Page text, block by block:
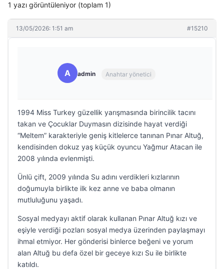
1 yazı görüntüleniyor (toplam 1)
13/05/2026: 1:51 am #15210
A admin Anahtar yönetici
1994 Miss Turkey güzellik yarışmasında birincilik tacını
takan ve Çocuklar Duymasın dizisinde hayat verdiği
“Meltem” karakteriyle geniş kitlelerce tanınan Pınar Altuğ,
kendisinden dokuz yaş küçük oyuncu Yağmur Atacan ile
2008 yılında evlenmişti.
Ünlü çift, 2009 yılında Su adını verdikleri kızlarının
doğumuyla birlikte ilk kez anne ve baba olmanın
mutluluğunu yaşadı.
Sosyal medyayı aktif olarak kullanan Pınar Altuğ kızı ve
eşiyle verdiği pozları sosyal medya üzerinden paylaşmayı
ihmal etmiyor. Her gönderisi binlerce beğeni ve yorum
alan Altuğ bu defa özel bir geceye kızı Su ile birlikte
katıldı.